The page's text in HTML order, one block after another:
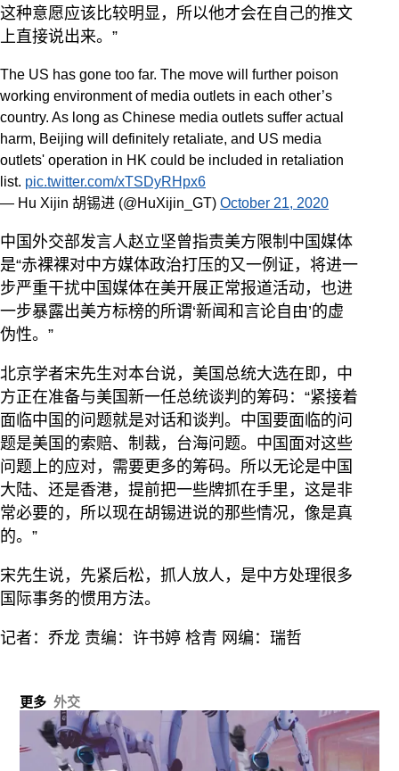
这种意愿应该比较明显，所以他才会在自己的推文
上直接说出来。”
The US has gone too far. The move will further poison
working environment of media outlets in each other’s
country. As long as Chinese media outlets suffer actual
harm, Beijing will definitely retaliate, and US media
outlets' operation in HK could be included in retaliation
list. pic.twitter.com/xTSDyRHpx6
— Hu Xijin 胡锡进 (@HuXijin_GT) October 21, 2020
中国外交部发言人赵立坚曾指责美方限制中国媒体
是“赤裸裸对中方媒体政治打压的又一例证，将进一
步严重干扰中国媒体在美开展正常报道活动，也进
一步暴露出美方标榜的所谓‘新闻和言论自由’的虚
伪性。”
北京学者宋先生对本台说，美国总统大选在即，中
方正在准备与美国新一任总统谈判的筹码：“紧接着
面临中国的问题就是对话和谈判。中国要面临的问
题是美国的索赔、制裁，台海问题。中国面对这些
问题上的应对，需要更多的筹码。所以无论是中国
大陆、还是香港，提前把一些牌抓在手里，这是非
常必要的，所以现在胡锡进说的那些情况，像是真
的。”
宋先生说，先紧后松，抓人放人，是中方处理很多
国际事务的惯用方法。
记者：乔龙 责编：许书婷 梒青 网编：瑞哲
更多 外交